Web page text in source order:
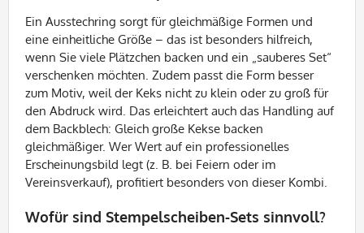
Ein Ausstechring sorgt für gleichmäßige Formen und
eine einheitliche Größe – das ist besonders hilfreich,
wenn Sie viele Plätzchen backen und ein „sauberes Set“
verschenken möchten. Zudem passt die Form besser
zum Motiv, weil der Keks nicht zu klein oder zu groß für
den Abdruck wird. Das erleichtert auch das Handling auf
dem Backblech: Gleich große Kekse backen
gleichmäßiger. Wer Wert auf ein professionelles
Erscheinungsbild legt (z. B. bei Feiern oder im
Vereinsverkauf), profitiert besonders von dieser Kombi.
Wofür sind Stempelscheiben-Sets sinnvoll?